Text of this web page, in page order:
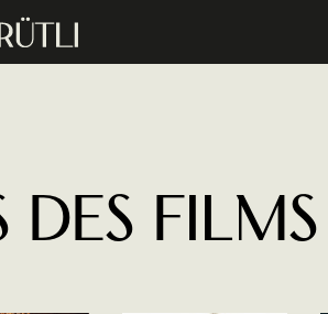
des films